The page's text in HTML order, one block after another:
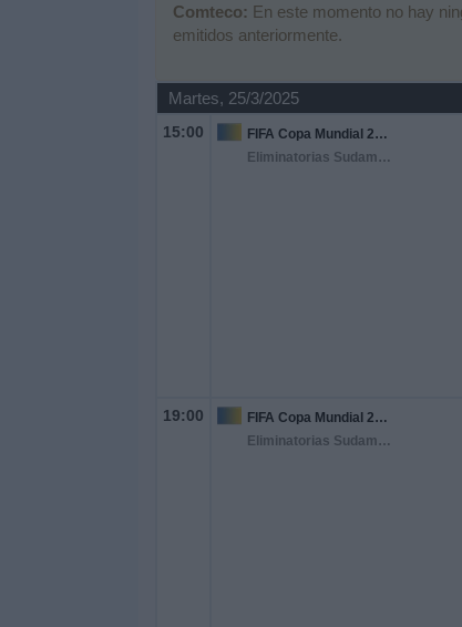
Comteco: En este momento no hay
emitidos anteriormente.
Martes, 25/3/2025
15:00
FIFA Copa Mundial 2026
Eliminatorias Sudamericanas
19:00
FIFA Copa Mundial 2026
Eliminatorias Sudamericanas